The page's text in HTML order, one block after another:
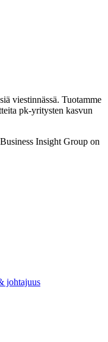
viestinnässä. Tuotamme
pk-yritysten kasvun
Insight Group on